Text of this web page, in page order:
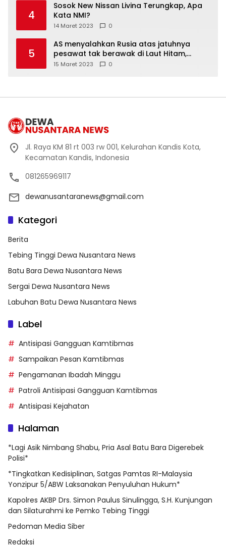
4
Sosok New Nissan Livina Terungkap, Apa
Kata NMI?
14 Maret 2023 0
5
AS menyalahkan Rusia atas jatuhnya
pesawat tak berawak di Laut Hitam,
Moskow menyangkal
15 Maret 2023 0
Jl. Raya KM 81 rt 003 rw 001, Kelurahan Kandis Kota,
Kecamatan Kandis, Indonesia
081265969117
dewanusantaranews@gmail.com
Kategori
Berita
Tebing Tinggi Dewa Nusantara News
Batu Bara Dewa Nusantara News
Sergai Dewa Nusantara News
Labuhan Batu Dewa Nusantara News
Label
Antisipasi Gangguan Kamtibmas
Sampaikan Pesan Kamtibmas
Pengamanan Ibadah Minggu
Patroli Antisipasi Gangguan Kamtibmas
Antisipasi Kejahatan
Halaman
*Lagi Asik Nimbang Shabu, Pria Asal Batu Bara Digerebek
Polisi*
*Tingkatkan Kedisiplinan, Satgas Pamtas RI-Malaysia
Yonzipur 5/ABW Laksanakan Penyuluhan Hukum*
Kapolres AKBP Drs. Simon Paulus Sinulingga, S.H. Kunjungan
dan Silaturahmi ke Pemko Tebing Tinggi
Pedoman Media Siber
Redaksi